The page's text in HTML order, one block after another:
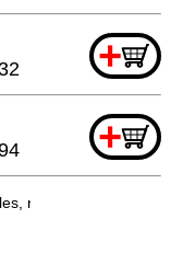
+
+
non commandable